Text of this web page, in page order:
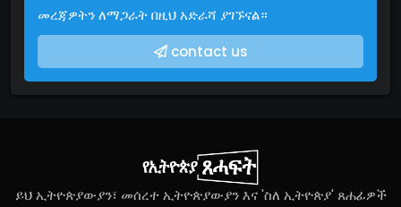
መረጃዎትን ለማጋራት በዚህ አድራሻ ያገኙናል።
contact us
ይህ ኢትዮጵያውያን፣ መሰረተ ኢትዮጵያውያን እና 'ስለ ኢትዮጵያ' ጸሐፊዎች